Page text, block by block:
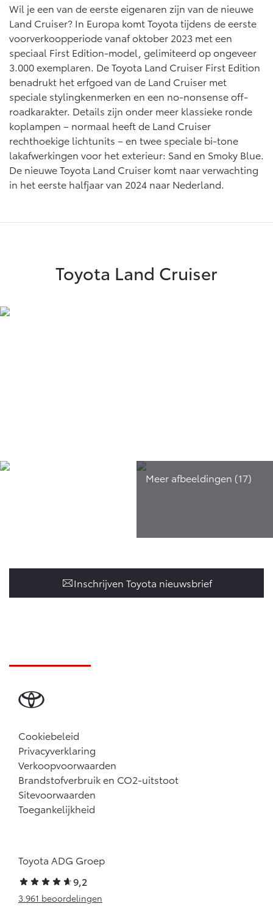
Wil je een van de eerste eigenaren zijn van de nieuwe
Land Cruiser? In Europa komt Toyota tijdens de eerste
voorverkoopperiode vanaf oktober 2023 met een
speciaal First Edition-model, gelimiteerd op ongeveer
3.000 exemplaren. De Toyota Land Cruiser First Edition
benadrukt het erfgoed van de Land Cruiser met
speciale stylingkenmerken en een no-nonsense off-
roadkarakter. Details zijn onder meer klassieke ronde
koplampen – normaal heeft de Land Cruiser
rechthoekige lichtunits – en twee speciale bi-tone
lakafwerkingen voor het exterieur: Sand en Smoky Blue.
De nieuwe Toyota Land Cruiser komt naar verwachting
in het eerste halfjaar van 2024 naar Nederland.
Toyota Land Cruiser
Inschrijven Toyota nieuwsbrief
Cookiebeleid
Privacyverklaring
Verkoopvoorwaarden
Brandstofverbruik en CO2-uitstoot
Sitevoorwaarden
Toegankelijkheid
Toyota ADG Groep
9,2
3.961 beoordelingen